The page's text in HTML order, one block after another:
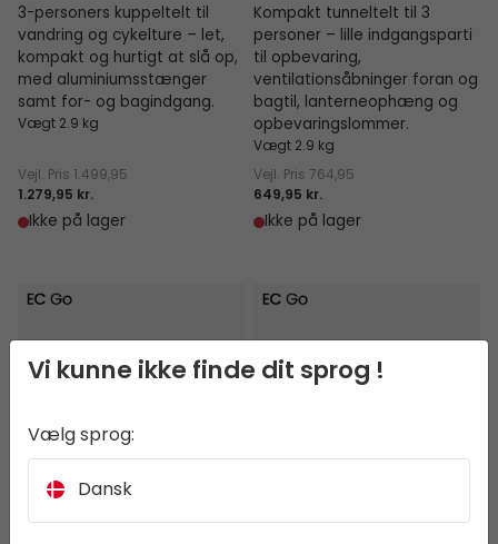
3-personers kuppeltelt til
vandring og cykelture – let,
kompakt og hurtigt at slå op,
med aluminiumsstænger
samt for- og bagindgang.
Vægt 2.9 kg
Vejl. Pris 1.499,95
1.279,95 kr.
Ikke på lager
Kompakt tunneltelt til 3
personer – lille indgangsparti
til opbevaring,
ventilationsåbninger foran og
bagtil, lanterneophæng og
opbevaringslommer.
Vægt 2.9 kg
Vejl. Pris 764,95
649,95 kr.
Ikke på lager
Hemsedal 3
Hemsedal 3
Setesdal 3
Vi kunne ikke finde dit sprog !
Vælg sprog:
Dansk